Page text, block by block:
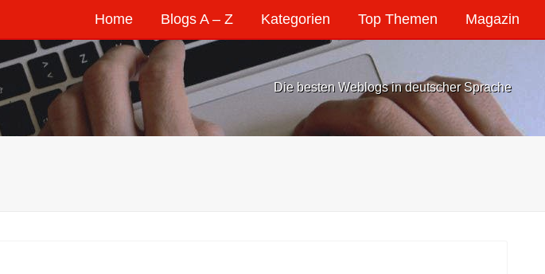
Home Blogs A – Z Kategorien Top Themen Magazin
Die besten Weblogs in deutscher Sprache